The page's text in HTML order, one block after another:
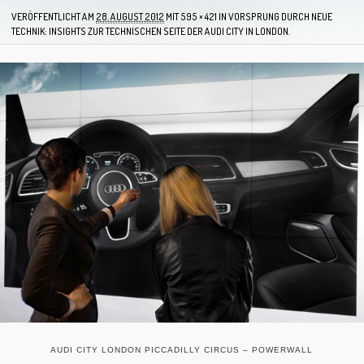
VERÖFFENTLICHT AM 28. AUGUST 2012 MIT595 × 421 IN VORSPRUNG DURCH NEUE
TECHNIK: INSIGHTS ZUR TECHNISCHEN SEITE DER AUDI CITY IN LONDON.
AUDI CITY LONDON PICCADILLY CIRCUS – POWERWALL